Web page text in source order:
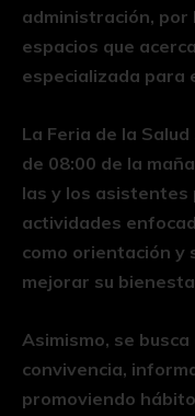
administración, por
espacios que
especializada para
La Feria de la
de 08:00 de la
las y los asistentes
actividades
como orientación y
mejorar su
Asimismo, se
convivencia,
promoviendo